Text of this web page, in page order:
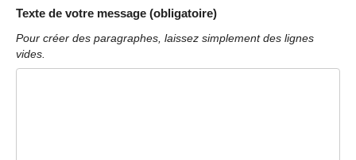
Texte de votre message (obligatoire)
Pour créer des paragraphes, laissez simplement des lignes
vides.